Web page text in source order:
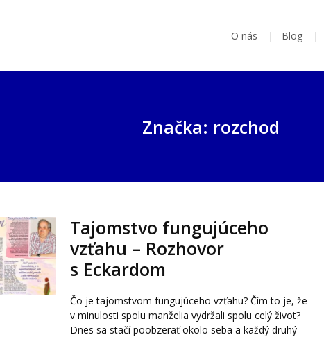
O nás Blog
Značka: rozchod
Tajomstvo fungujúceho
vzťahu – Rozhovor
s Eckardom
Čo je tajomstvom fungujúceho vzťahu? Čím to je, že
v minulosti spolu manželia vydržali spolu celý život?
Dnes sa stačí poobzerať okolo seba a každý druhý